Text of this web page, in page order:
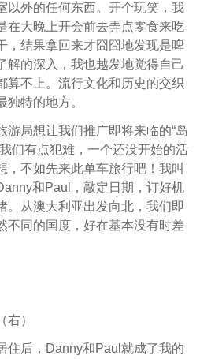
以外的任何东西。开个玩笑，我
在大晚上开会前去弄点零食来吃
结果拿回来才囧囧地发现是啤
的深入，我也越发地觉得自己
算不上。流行文化和历史的交织
特的地方。
游局想让我们推广即将来临的“岛
们有点犯难，一个还没开始的活
，不如先来此单车旅行吧！我叫
和Paul，敲定日期，订好机
。从澳大利亚出发向北，我们即
不同的国度，好在基本没有时差
）
住后，Danny和Paul就成了我的